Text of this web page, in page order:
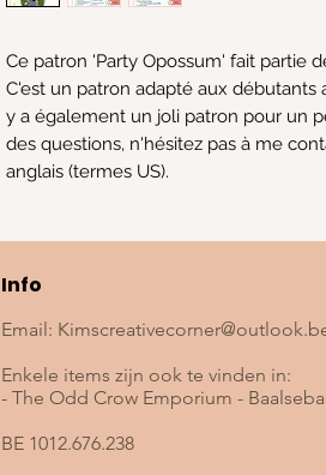
Ce patron 'Party Opossum' fait partie
C'est un patron adapté aux
y a également un joli patron pour un
des questions, n'hésitez pas à me
anglais (termes US).
Info
Email:
Enkele items zijn ook te vinden in:
- The Odd Crow Emporium -
BE 1012.676.238